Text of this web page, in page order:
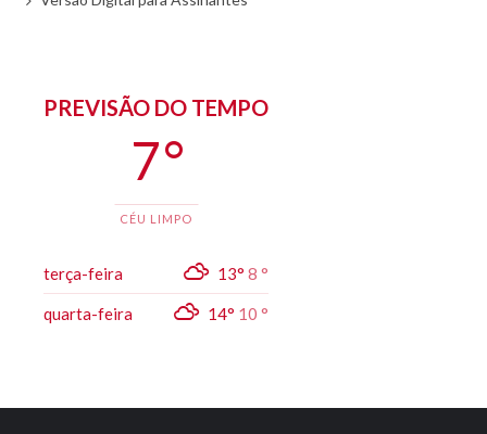
PREVISÃO DO TEMPO
7 °
CÉU LIMPO
terça-feira 13° 8 °
quarta-feira 14° 10 °